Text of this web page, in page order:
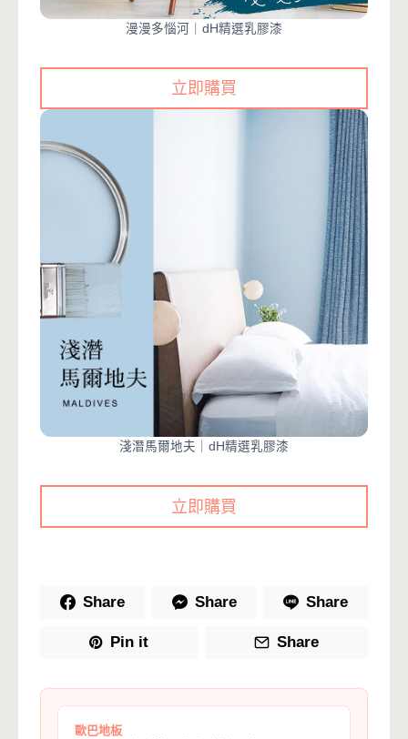
漫漫多惱河｜dH精選乳膠漆
立即購買
淺潛馬爾地夫｜dH精選乳膠漆
立即購買
Share Share Share
Pin it Share
歐巴地板